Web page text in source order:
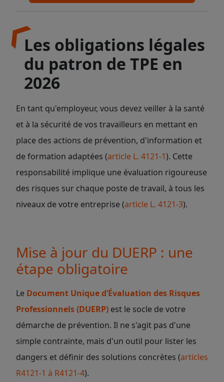
Les obligations légales
du patron de TPE en
2026
En tant qu'employeur, vous devez veiller à la santé
et à la sécurité de vos travailleurs en mettant en
place des actions de prévention, d'information et
de formation adaptées (article L. 4121-1). Cette
responsabilité implique une évaluation rigoureuse
des risques sur chaque poste de travail, à tous les
niveaux de votre entreprise (article L. 4121-3).
Mise à jour du DUERP : une
étape obligatoire
Le Document Unique d’Évaluation des Risques
Professionnels (DUERP) est le socle de votre
démarche de prévention. Il ne s'agit pas d'une
simple contrainte, mais d'un outil pour lister les
dangers et définir des solutions concrètes (articles
R4121-1 à R4121-4).